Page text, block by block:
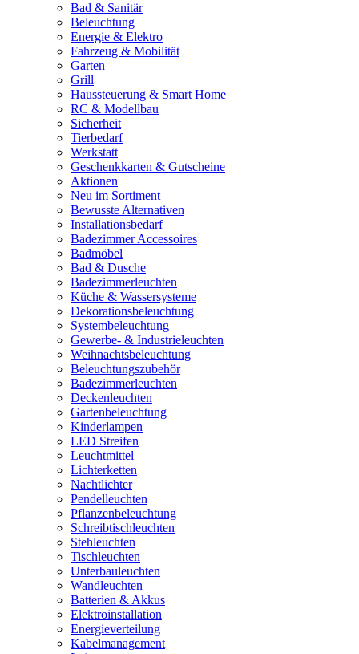
Bad & Sanitär
Beleuchtung
Energie & Elektro
Fahrzeug & Mobilität
Garten
Grill
Haussteuerung & Smart Home
RC & Modellbau
Sicherheit
Tierbedarf
Werkstatt
Geschenkkarten & Gutscheine
Aktionen
Neu im Sortiment
Bewusste Alternativen
Installationsbedarf
Badezimmer Accessoires
Badmöbel
Bad & Dusche
Badezimmerleuchten
Küche & Wassersysteme
Dekorationsbeleuchtung
Systembeleuchtung
Gewerbe- & Industrieleuchten
Weihnachtsbeleuchtung
Beleuchtungszubehör
Badezimmerleuchten
Deckenleuchten
Gartenbeleuchtung
Kinderlampen
LED Streifen
Leuchtmittel
Lichterketten
Nachtlichter
Pendelleuchten
Pflanzenbeleuchtung
Schreibtischleuchten
Stehleuchten
Tischleuchten
Unterbauleuchten
Wandleuchten
Batterien & Akkus
Elektroinstallation
Energieverteilung
Kabelmanagement